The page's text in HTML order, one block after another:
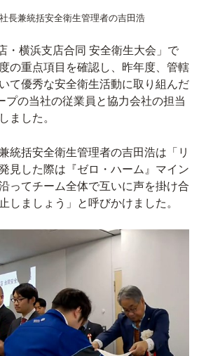
長兼統括安全衛生管理者の吉田浩
・横浜支店合同 安全衛生大会」で
の重点項目を確認し、昨年度、管轄
て優秀な安全衛生活動に取り組んだ
プの当社の従業員と協力会社の担当
ました。
統括安全衛生管理者の吉田浩は「リ
見した際は『ゼロ・ハーム』マイン
ってチーム全体で互いに声を掛け合
しましょう」と呼びかけました。